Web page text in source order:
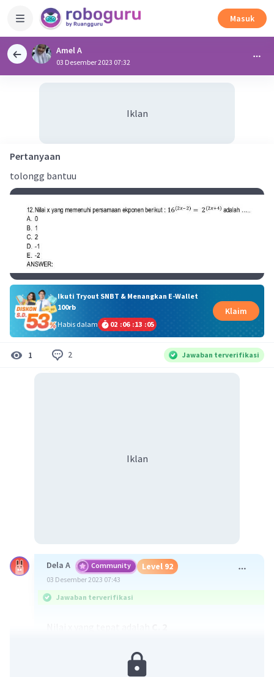
Masuk
Amel A
03 Desember 2023 07:32
Iklan
Pertanyaan
tolongg bantuu
Ikuti Tryout SNBT & Menangkan E-Wallet
100rb
Habis dalam
02 :06 :13 :04
Klaim
1 2 Jawaban terverifikasi
Iklan
Dela A Community Level 92
03 Desember 2023 07:43
Jawaban terverifikasi